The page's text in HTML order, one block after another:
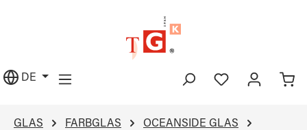
DE
GLAS FARBGLAS
OCEANSIDE GLAS